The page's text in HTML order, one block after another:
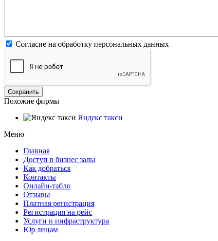
Согласие на обработку персональных данных
Похожие фирмы
Яндекс такси
Меню
Главная
Доступ в бизнес залы
Как добраться
Контакты
Онлайн-табло
Отзывы
Платная регистрация
Регистрация на рейс
Услуги и инфраструктура
Юр лицам